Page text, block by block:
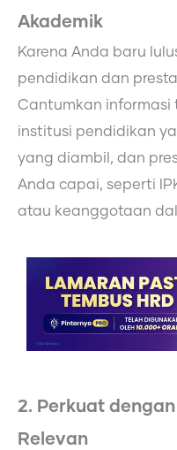
Akademik
Karena Anda baru
pendidikan dan
Cantumkan informasi
institusi pendidikan
yang diambil, dan
Anda capai, seperti
atau keanggotaan
2. Perkuat
Relevan